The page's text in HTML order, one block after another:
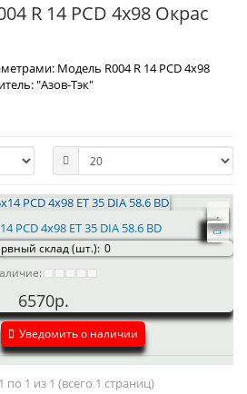
R 14 PCD 4x98 Окрас
Модель R004 R 14 PCD 4x98
"Азов-Тэк"
PCD 4x98 ET 35 DIA 58.6 BD
склад (шт.): 0
6570р.
Уведомить о наличии
по 1 из 1 (всего 1 страниц)